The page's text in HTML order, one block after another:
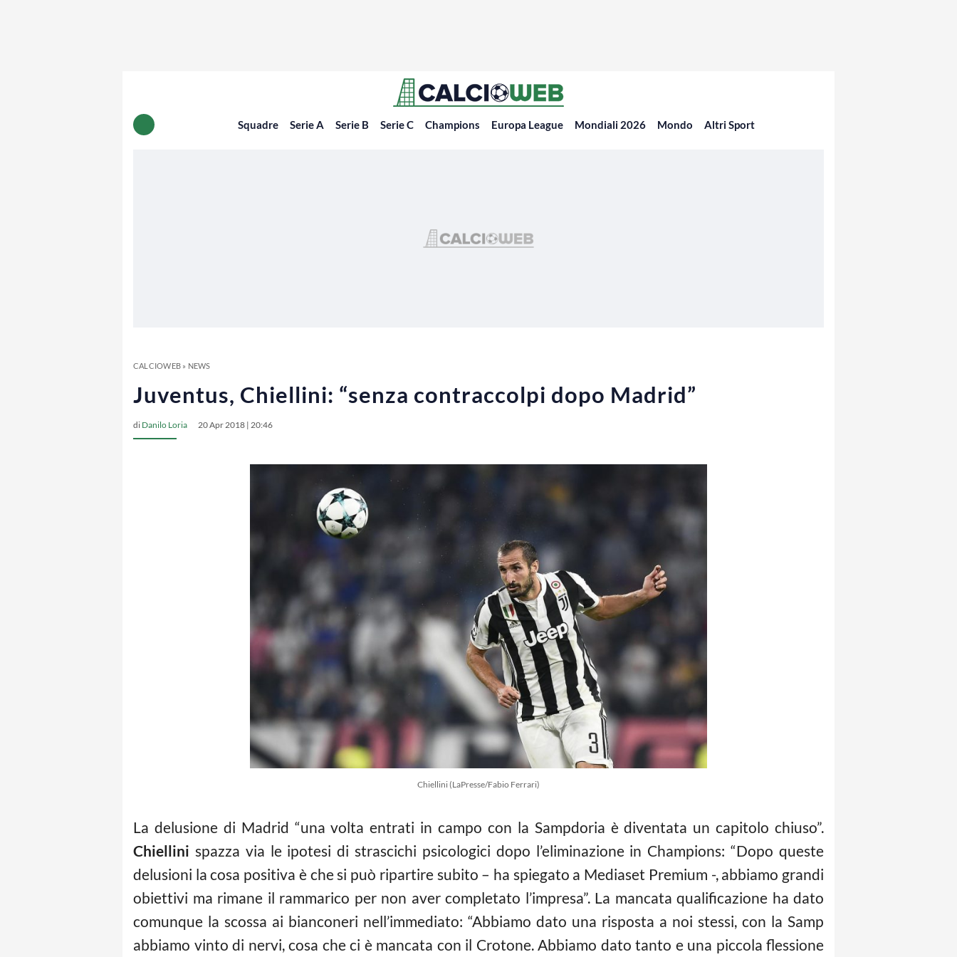
Squadre Serie A Serie B Serie C Champions Europa League Mondiali 2026 Mondo Altri Sport
CALCIOWEB» NEWS
Juventus, Chiellini: “senza contraccolpi dopo Madrid”
di Danilo Loria 20 Apr 2018 | 20:46
Chiellini (LaPresse/Fabio Ferrari)
La delusione di Madrid “una volta entrati in campo con la Sampdoria è diventata un capitolo chiuso”.
Chiellini spazza via le ipotesi di strascichi psicologici dopo l’eliminazione in Champions: “Dopo queste
delusioni la cosa positiva è che si può ripartire subito – ha spiegato a Mediaset Premium -, abbiamo grandi
obiettivi ma rimane il rammarico per non aver completato l’impresa”. La mancata qualificazione ha dato
comunque la scossa ai bianconeri nell’immediato: “Abbiamo dato una risposta a noi stessi, con la Samp
abbiamo vinto di nervi, cosa che ci è mancata con il Crotone. Abbiamo dato tanto e una piccola flessione